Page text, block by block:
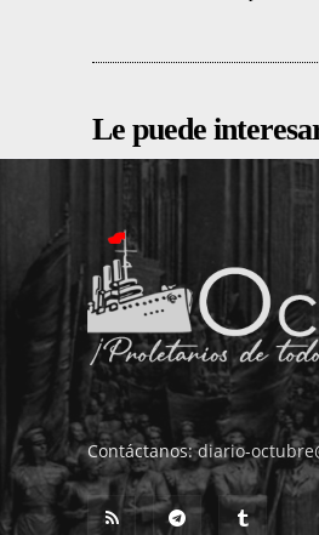
Le puede
Contáctanos:diario-